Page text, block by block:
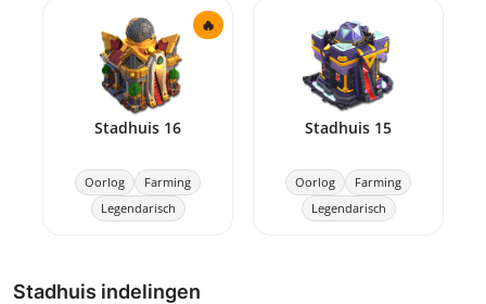
🔥
Stadhuis 16
Oorlog
Farming
Legendarisch
Stadhuis 15
Oorlog
Farming
Legendarisch
Stadhuis indelingen